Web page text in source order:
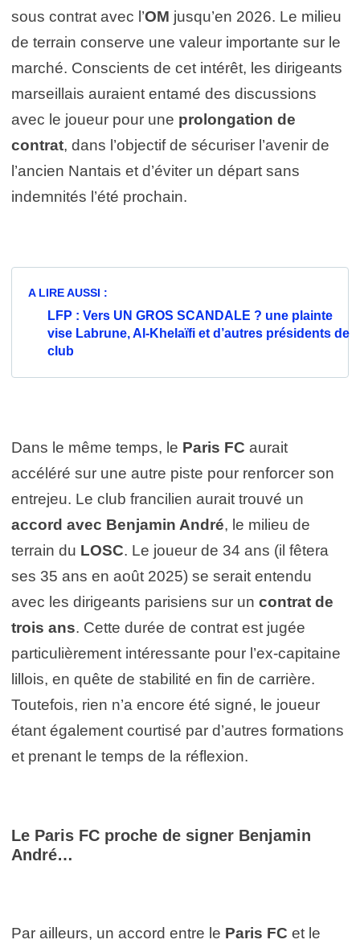
sous contrat avec l’OM jusqu’en 2026. Le milieu
de terrain conserve une valeur importante sur le
marché. Conscients de cet intérêt, les dirigeants
marseillais auraient entamé des discussions
avec le joueur pour une prolongation de
contrat, dans l’objectif de sécuriser l’avenir de
l’ancien Nantais et d’éviter un départ sans
indemnités l’été prochain.
A LIRE AUSSI :
LFP : Vers UN GROS SCANDALE ? une plainte
vise Labrune, Al-Khelaïfi et d’autres présidents de
club
Dans le même temps, le Paris FC aurait
accéléré sur une autre piste pour renforcer son
entrejeu. Le club francilien aurait trouvé un
accord avec Benjamin André, le milieu de
terrain du LOSC. Le joueur de 34 ans (il fêtera
ses 35 ans en août 2025) se serait entendu
avec les dirigeants parisiens sur un contrat de
trois ans. Cette durée de contrat est jugée
particulièrement intéressante pour l’ex-capitaine
lillois, en quête de stabilité en fin de carrière.
Toutefois, rien n’a encore été signé, le joueur
étant également courtisé par d’autres formations
et prenant le temps de la réflexion.
Le Paris FC proche de signer Benjamin
André…
Par ailleurs, un accord entre le Paris FC et le